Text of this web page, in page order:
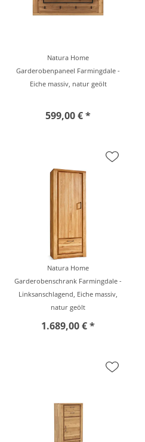
Natura Home
Garderobenpaneel Farmingdale -
Eiche massiv, natur geölt
599,00 € *
Natura Home
Garderobenschrank Farmingdale -
Linksanschlagend, Eiche massiv,
natur geölt
1.689,00 € *